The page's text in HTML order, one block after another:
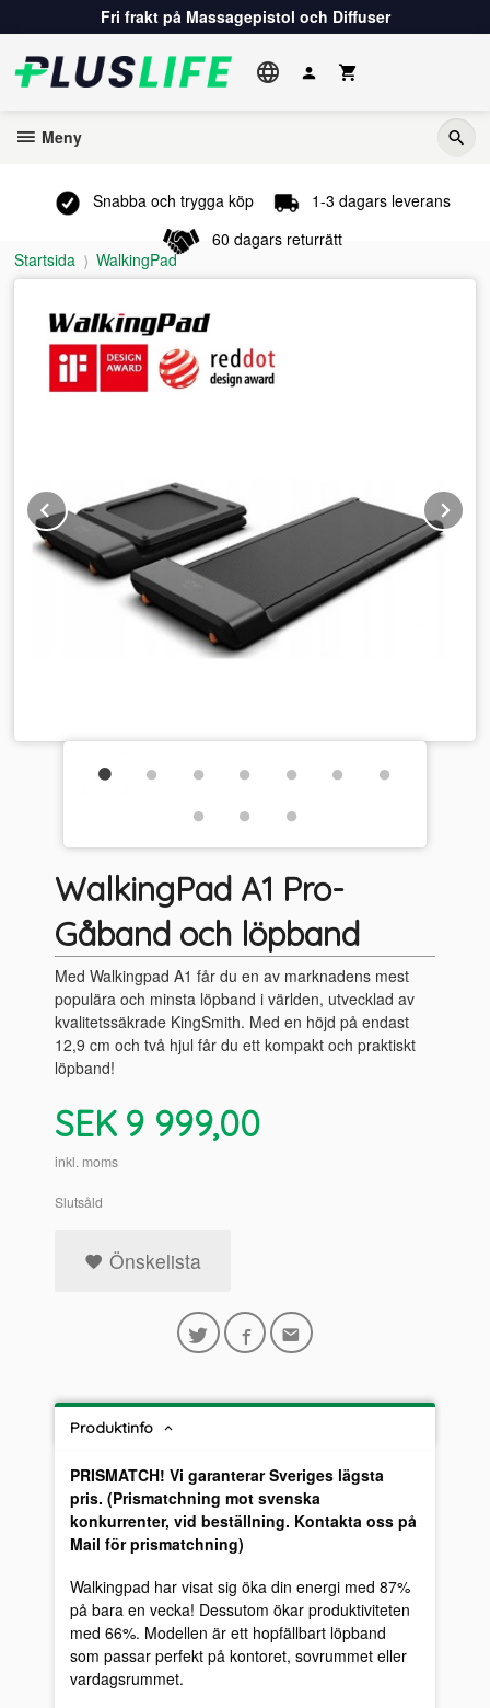
till
innehåll
Fri frakt på Massagepistol och Diffuser
Meny
Snabba och trygga köp
1-3 dagars leverans
60 dagars returrätt
Startsida
WalkingPad
Prev
WalkingPad A1 Pro-
Gåband och löpband
Med Walkingpad A1 får du en av marknadens mest
populära och minsta löpband i världen, utvecklad av
kvalitetssäkrade KingSmith. Med en höjd på endast
12,9 cm och två hjul får du ett kompakt och praktiskt
löpband!
Pris
SEK 9 999,00
inkl. moms
Slutsåld
Önskelista
Produktinfo
PRISMATCH! Vi garanterar Sveriges lägsta
pris. (Prismatchning mot svenska
konkurrenter, vid beställning. Kontakta oss på
Mail för prismatchning)
Walkingpad har visat sig öka din energi med 87%
på bara en vecka! Dessutom ökar produktiviteten
med 66%. Modellen är ett hopfällbart löpband
som passar perfekt på kontoret, sovrummet eller
vardagsrummet.